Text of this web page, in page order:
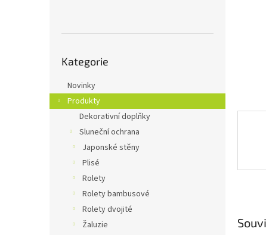
kategorie
Kategorie
Novinky
Produkty
Dekorativní doplňky
Sluneční ochrana
Japonské stěny
Plisé
Rolety
Rolety bambusové
Rolety dvojité
Žaluzie